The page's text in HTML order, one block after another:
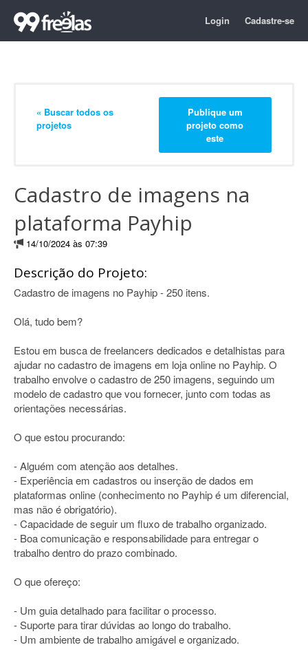
Login Cadastre-se
« Buscar todos os
projetos
Publique um
projeto como
este
Cadastro de imagens na
plataforma Payhip
14/10/2024 às 07:39
Descrição do Projeto:
Cadastro de imagens no Payhip - 250 itens.
Olá, tudo bem?
Estou em busca de freelancers dedicados e detalhistas para
ajudar no cadastro de imagens em loja online no Payhip. O
trabalho envolve o cadastro de 250 imagens, seguindo um
modelo de cadastro que vou fornecer, junto com todas as
orientações necessárias.
O que estou procurando:
- Alguém com atenção aos detalhes.
- Experiência em cadastros ou inserção de dados em
plataformas online (conhecimento no Payhip é um diferencial,
mas não é obrigatório).
- Capacidade de seguir um fluxo de trabalho organizado.
- Boa comunicação e responsabilidade para entregar o
trabalho dentro do prazo combinado.
O que ofereço:
- Um guia detalhado para facilitar o processo.
- Suporte para tirar dúvidas ao longo do trabalho.
- Um ambiente de trabalho amigável e organizado.